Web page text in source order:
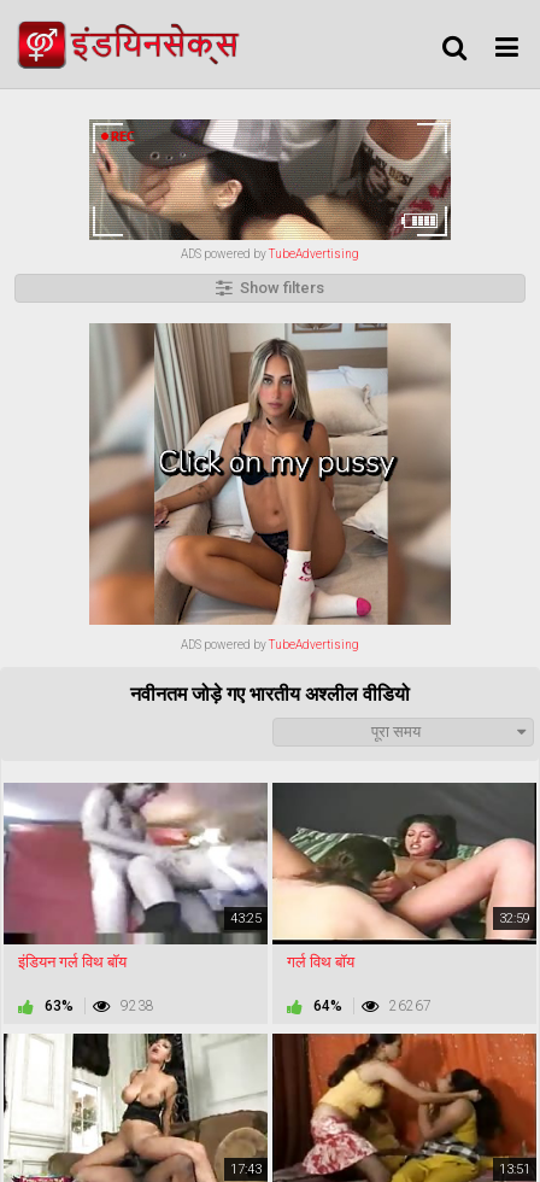
ADS powered byTubeAdvertising
Show filters
ADS powered byTubeAdvertising
नवीनतम जोड़े गए भारतीय अश्लील वीडियो
पूरा समय
43:25
इंडियन गर्ल विथ बॉय
63% 9238
32:59
गर्ल विथ बॉय
64% 26267
17:43 13:51